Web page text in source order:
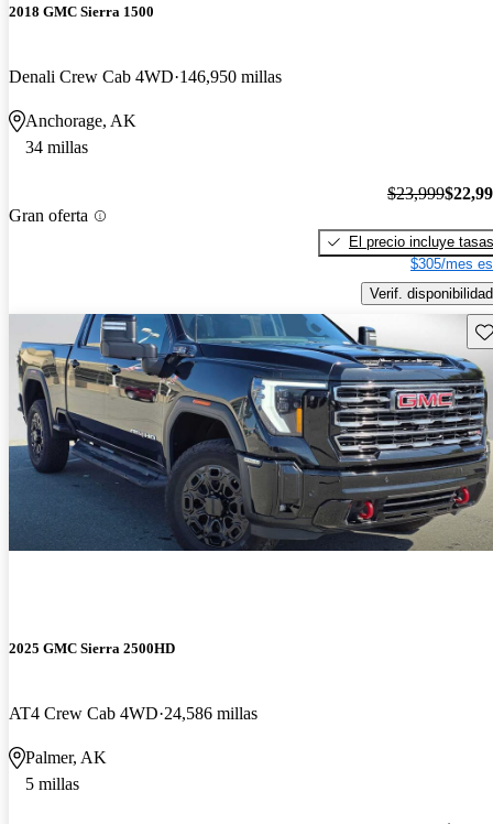
2018 GMC Sierra 1500
Denali Crew Cab 4WD 146,950 millas
Anchorage, AK
34 millas
Gran oferta
$23,999
El precio incluye tasas
$305/mes
Verif. disponibilidad
2025 GMC Sierra 2500HD
AT4 Crew Cab 4WD 24,586 millas
Palmer, AK
5 millas